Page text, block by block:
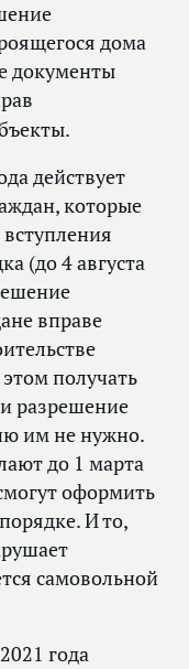
дома
документы
действует
которые
(до 4 августа
вправе
получать
разрешение
им не нужно.
до 1 марта
оформить
И то,
самовольной
года